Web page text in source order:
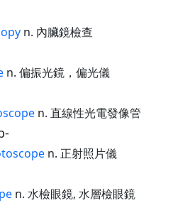
n. 內臟鏡檢查
n. 偏振光鏡，偏光儀
n. 直線性光電發像管
n. 正射照片儀
n. 水檢眼鏡, 水層檢眼鏡